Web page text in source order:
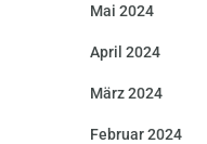
Mai 2024
April 2024
März 2024
Februar 2024